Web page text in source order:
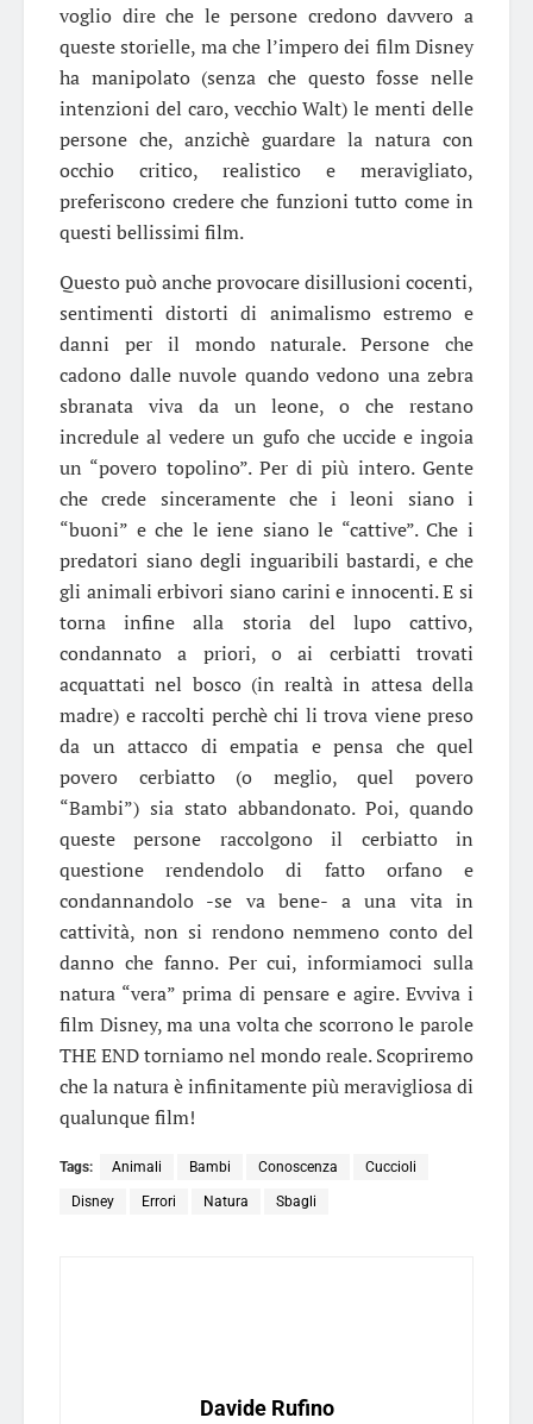
voglio dire che le persone credono davvero a
queste storielle, ma che l’impero dei film Disney
ha manipolato (senza che questo fosse nelle
intenzioni del caro, vecchio Walt) le menti delle
persone che, anzichè guardare la natura con
occhio critico, realistico e meravigliato,
preferiscono credere che funzioni tutto come in
questi bellissimi film.
Questo può anche provocare disillusioni cocenti,
sentimenti distorti di animalismo estremo e
danni per il mondo naturale. Persone che
cadono dalle nuvole quando vedono una zebra
sbranata viva da un leone, o che restano
incredule al vedere un gufo che uccide e ingoia
un “povero topolino”. Per di più intero. Gente
che crede sinceramente che i leoni siano i
“buoni” e che le iene siano le “cattive”. Che i
predatori siano degli inguaribili bastardi, e che
gli animali erbivori siano carini e innocenti. E si
torna infine alla storia del lupo cattivo,
condannato a priori, o ai cerbiatti trovati
acquattati nel bosco (in realtà in attesa della
madre) e raccolti perchè chi li trova viene preso
da un attacco di empatia e pensa che quel
povero cerbiatto (o meglio, quel povero
“Bambi”) sia stato abbandonato. Poi, quando
queste persone raccolgono il cerbiatto in
questione rendendolo di fatto orfano e
condannandolo -se va bene- a una vita in
cattività, non si rendono nemmeno conto del
danno che fanno. Per cui, informiamoci sulla
natura “vera” prima di pensare e agire. Evviva i
film Disney, ma una volta che scorrono le parole
THE END torniamo nel mondo reale. Scopriremo
che la natura è infinitamente più meravigliosa di
qualunque film!
Tags: Animali Bambi Conoscenza Cuccioli
Disney Errori Natura Sbagli
Davide Rufino